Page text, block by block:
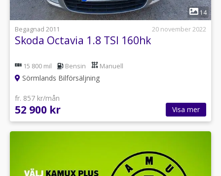
1
14
Begagnad 2011
20 november 2022
Skoda Octavia 1.8 TSI 160hk
15 800 mil Bensin Manuell
Sörmlands Bilförsäljning
fr. 857 kr/mån
52 900 kr Visa mer